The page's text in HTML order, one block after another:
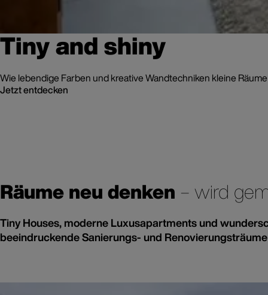
Tiny and shiny
Wie lebendige Farben und kreative Wandtechniken kleine
Jetzt entdecken
Räume neu denken – wird
Tiny Houses, moderne Luxusapartments und
beeindruckende Sanierungs- und